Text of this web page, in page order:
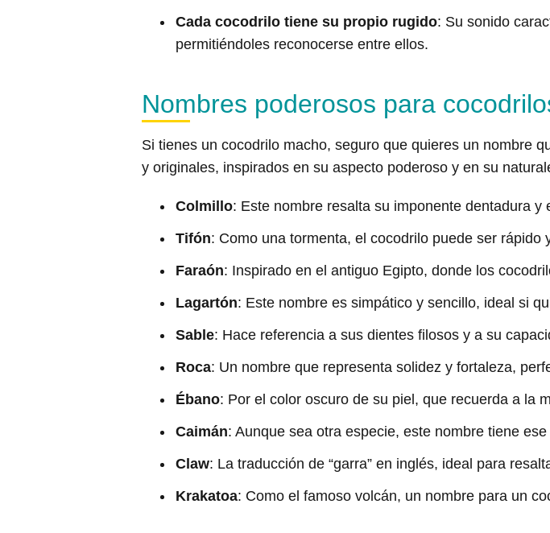
Cada cocodrilo tiene su propio rugido: Su sonido
permitiéndoles reconocerse entre ellos.
Nombres poderosos para
Si tienes un cocodrilo macho, seguro que quieres un nombre
y originales, inspirados en su aspecto poderoso y en su
Colmillo: Este nombre resalta su imponente dentadura
Tifón: Como una tormenta, el cocodrilo puede ser
Faraón: Inspirado en el antiguo Egipto, donde los
Lagartón: Este nombre es simpático y sencillo, ideal si
Sable: Hace referencia a sus dientes filosos y a su
Roca: Un nombre que representa solidez y fortaleza,
Ébano: Por el color oscuro de su piel, que recuerda a la
Caimán: Aunque sea otra especie, este nombre tiene
Claw: La traducción de “garra” en inglés, ideal para
Krakatoa: Como el famoso volcán, un nombre para un